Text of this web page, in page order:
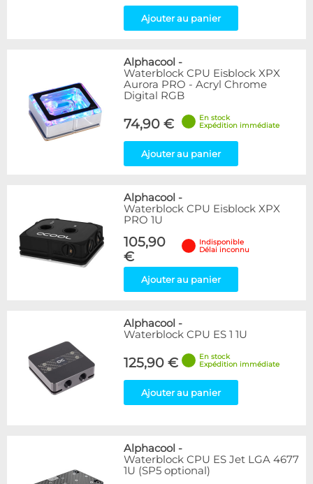
Ajouter au panier
Alphacool -
Waterblock CPU Eisblock XPX
Aurora PRO - Acryl Chrome
Digital RGB
74,90 €
En stock
Expédition immédiate
Ajouter au panier
Alphacool -
Waterblock CPU Eisblock XPX
PRO 1U
105,90
€
Indisponible
Délai inconnu
Ajouter au panier
Alphacool -
Waterblock CPU ES 1 1U
125,90 €
En stock
Expédition immédiate
Ajouter au panier
Alphacool -
Waterblock CPU ES Jet LGA 4677
1U (SP5 optional)